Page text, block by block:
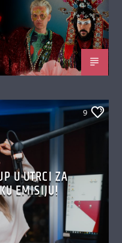
9
U UTRCI ZA
EMISIJU!